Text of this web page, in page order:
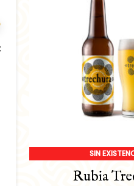
Precio
Precio
SIN
Rubia